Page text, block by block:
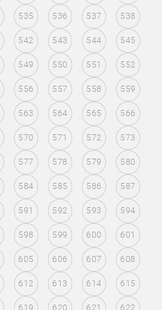
535 536 537 538
542 543 544 545
549 550 551 552
556 557 558 559
563 564 565 566
570 571 572 573
577 578 579 580
584 585 586 587
591 592 593 594
598 599 600 601
605 606 607 608
612 613 614 615
619 620 621 622